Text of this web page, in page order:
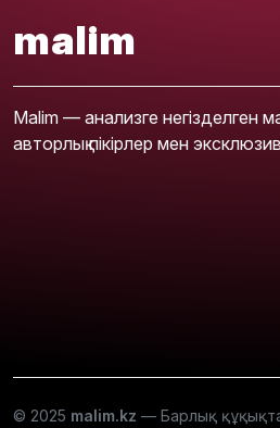
malim
Malim — анализге негізделген
авторлық пікірлер мен
© 2025 malim.kz — Барлық